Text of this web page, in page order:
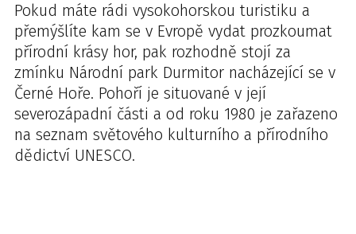
Pokud máte rádi vysokohorskou turistiku a
přemýšlíte kam se v Evropě vydat prozkoumat
přírodní krásy hor, pak rozhodně stojí za
zmínku Národní park Durmitor nacházející se v
Černé Hoře. Pohoří je situované v její
severozápadní části a od roku 1980 je zařazeno
na seznam světového kulturního a přírodního
dědictví UNESCO.